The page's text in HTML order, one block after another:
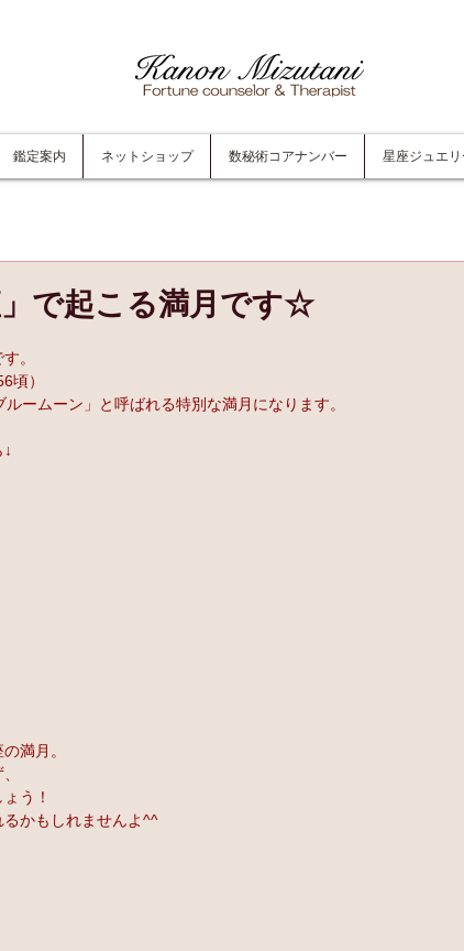
鑑定案内 ネットショップ 数秘術コアナンバー 星座ジュエリ
で起こる満月です☆
。
頃）
ームーン」と呼ばれる特別な満月になります。
満月。
う！
かもしれませんよ^^